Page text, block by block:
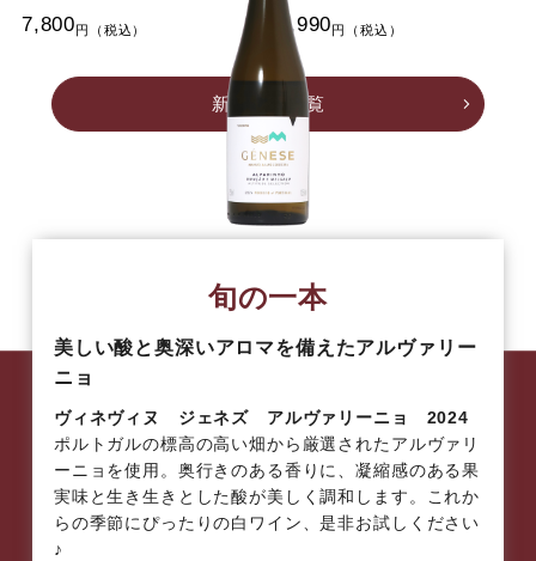
7,800 2,990
新着商品一覧
旬の一本
美しい酸と奥深いアロマを備えたアルヴァリー
ニョ
ヴィネヴィヌ ジェネズ アルヴァリーニョ 2024
ポルトガルの標高の高い畑から厳選されたアルヴァリ
ーニョを使用。奥行きのある香りに、凝縮感のある果
実味と生き生きとした酸が美しく調和します。これか
らの季節にぴったりの白ワイン、是非お試しください
♪